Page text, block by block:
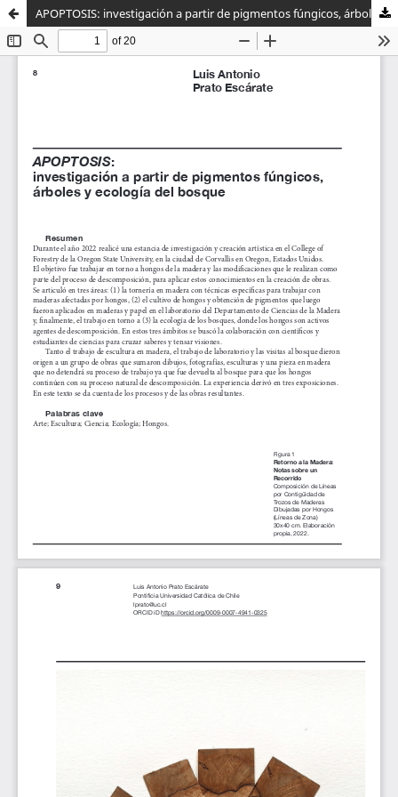
APOPTOSIS: investigación a partir de pigmentos fúngicos, árboles y ecología del bosque